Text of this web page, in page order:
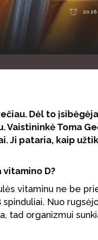
Dėl to
Vaistininkė Toma
Ji pataria, kaip
D?
vitaminu ne be
Nuo
tad organizmui